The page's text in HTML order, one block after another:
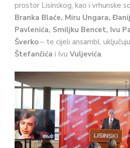
prostor Lisinskog, kao i vrhunske
Branka Blaće, Miru Ungara,
Pavlenića, Smiljku Bencet, Ivu
Šverko – te cijeli ansambl,
Štefančića i Ivu Vuljevića.